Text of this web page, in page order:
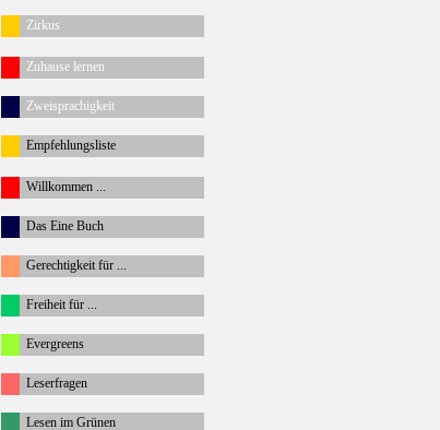
Zirkus
Zuhause lernen
Zweisprachigkeit
Empfehlungsliste
Willkommen ...
Das Eine Buch
Gerechtigkeit für ...
Freiheit für ...
Evergreens
Leserfragen
Lesen im Grünen